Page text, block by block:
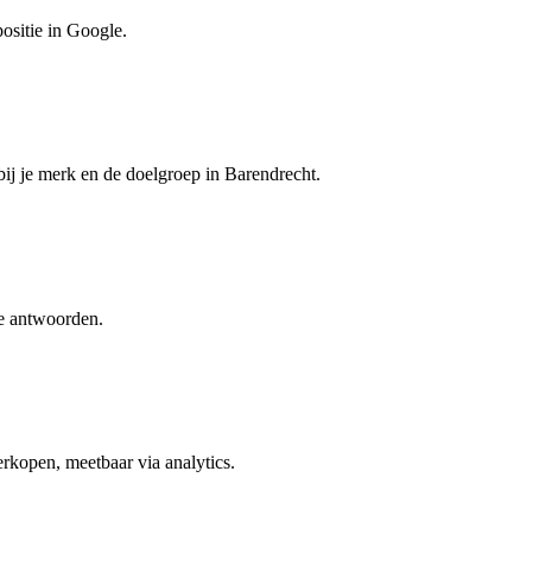
in Google.
je merk en de doelgroep in Barendrecht.
antwoorden.
meetbaar via analytics.